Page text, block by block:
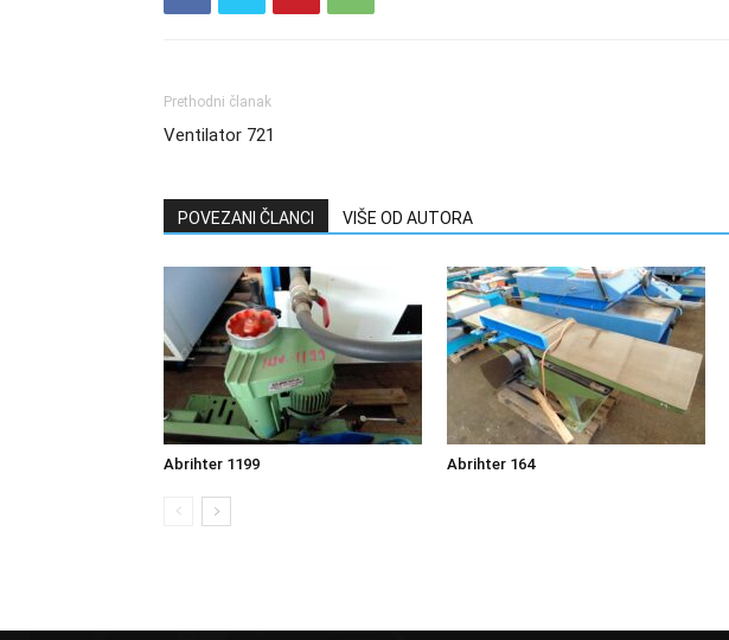
Prethodni članak
Ventilator 721
POVEZANI ČLANCI VIŠE OD AUTORA
Abrihter 1199 Abrihter 164